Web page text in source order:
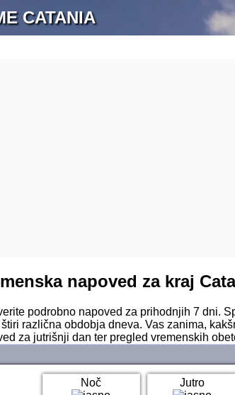
CATANIA
napoved za kraj
podrobno napoved za prihodnjih 7 dni.
različna obdobja dneva. Vas zanima,
za jutrišnji dan ter pregled vremenskih
Noč Jutro